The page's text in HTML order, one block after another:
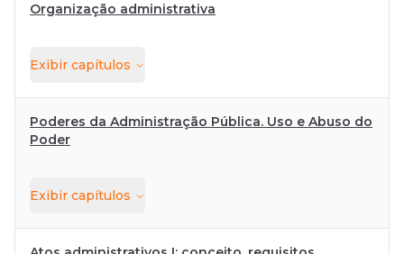
Organização administrativa
Exibir capítulos
Poderes da Administração Pública. Uso e Abuso do
Poder
Exibir capítulos